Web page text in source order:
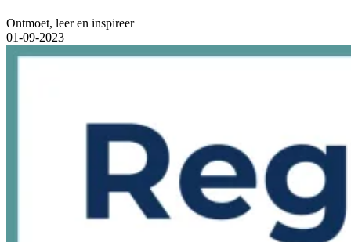
Ontmoet, leer en inspireer
01-09-2023